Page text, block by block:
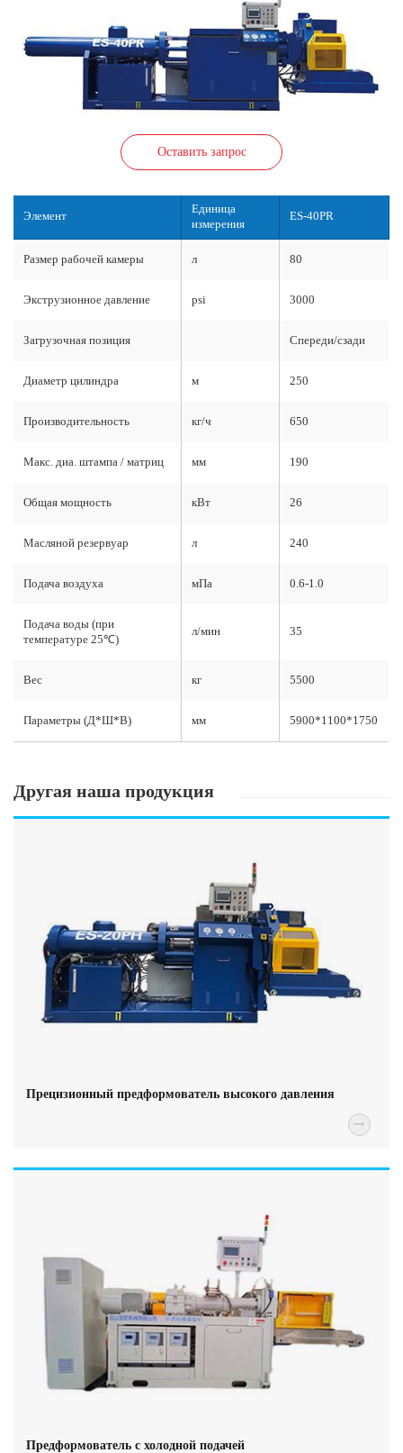
Оставить запрос
Элемент
Единица
измерения
ES-40PR
Размер рабочей камеры л 80
Экструзионное давление psi 3000
Загрузочная позиция Спереди/сзади
Диаметр цилиндра м 250
Производительность кг/ч 650
Макс. диа. штампа / матриц мм 190
Общая мощность кВт 26
Масляной резервуар л 240
Подача воздуха мПа 0.6-1.0
Подача воды (при
температуре 25℃)
л/мин 35
Вес кг 5500
Параметры (Д*Ш*В) мм 5900*1100*1750
Другая наша продукция
Прецизионный предформователь высокого давления
Предформователь с холодной подачей